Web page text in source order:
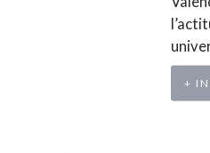
+